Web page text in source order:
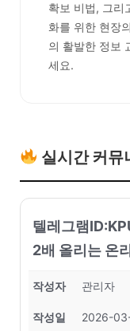
확보 비법, 그리
화를 위한 현장
의 활발한 정보
세요.
실시간 커뮤
텔레그램
2배 올리는 온
작성자 관리자
작성일 2026-